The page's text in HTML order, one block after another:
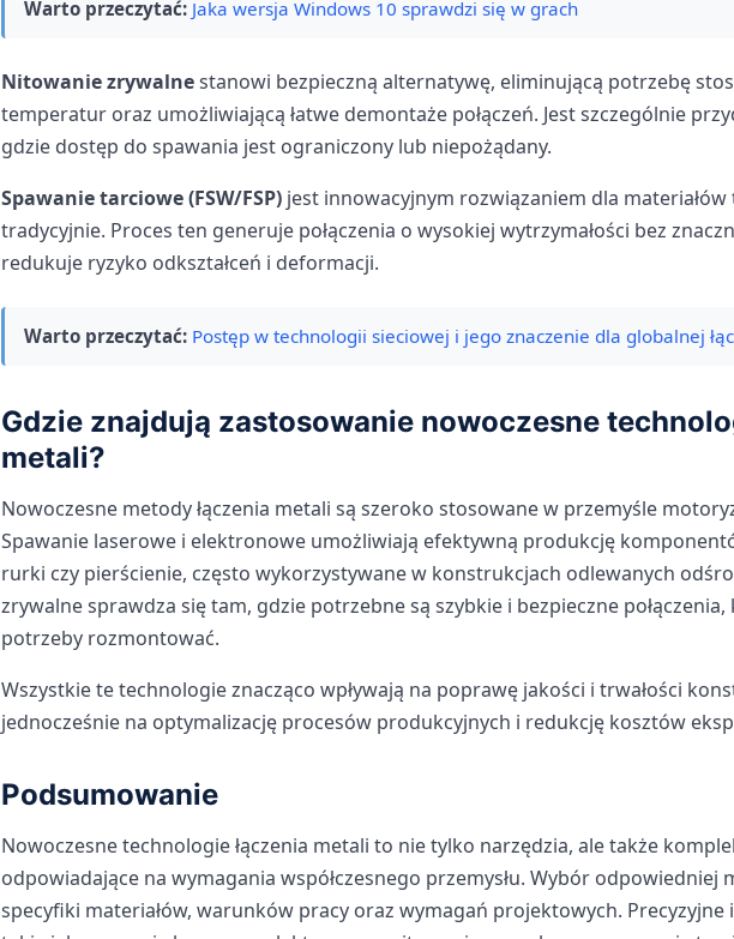
Warto przeczytać: Jaka wersja Windows 10 sprawdzi się w grach
Nitowanie zrywalnestanowi bezpieczną alternatywę, eliminującą potrzebę
temperatur oraz umożliwiającą łatwe demontaże połączeń. Jest szczególnie
gdzie dostęp do spawania jest ograniczony lub niepożądany.
Spawanie tarciowe (FSW/FSP) jest innowacyjnym rozwiązaniem dla
tradycyjnie. Proces ten generuje połączenia o wysokiej wytrzymałości bez
redukuje ryzyko odkształceń i deformacji.
Warto przeczytać: Postęp w technologii sieciowej i jego znaczenie dla globalnej
Gdzie znajdują zastosowanie nowoczesne
metali?
Nowoczesne metody łączenia metali są szeroko stosowane w przemyśle
Spawanie laserowe i elektronowe umożliwiają efektywną produkcję
rurki czy pierścienie, często wykorzystywane w konstrukcjach odlewanych
zrywalne sprawdza się tam, gdzie potrzebne są szybkie i bezpieczne
potrzeby rozmontować.
Wszystkie te technologie znacząco wpływają na poprawę jakości i trwałości
jednocześnie na optymalizację procesów produkcyjnych i redukcję kosztów
Podsumowanie
Nowoczesne technologie łączenia metali to nie tylko narzędzia, ale także
odpowiadające na wymagania współczesnego przemysłu. Wybór odpowiedniej
specyfiki materiałów, warunków pracy oraz wymagań projektowych. Precyzyjne